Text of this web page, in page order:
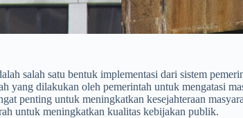
salah satu bentuk implementasi dari sistem
yang dilakukan oleh pemerintah untuk mengatasi
penting untuk meningkatkan kesejahteraan
untuk meningkatkan kualitas kebijakan publik.